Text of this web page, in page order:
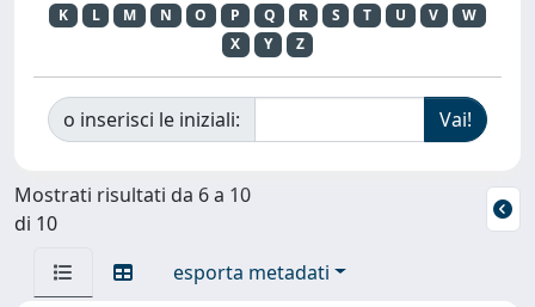
K
L M N O P Q R S T U V
W
X
Y Z
o inserisci le iniziali:
Mostrati risultati da 6 a 10
di 10
esporta metadati